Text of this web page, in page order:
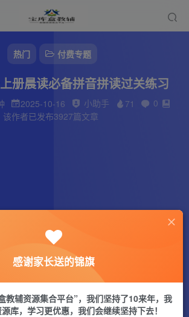
热门 付费专题
册晨读必备拼音拼读过关练习
2025-10-16 小助手 71
0
该作者已发布3927篇文章
感谢家长送的锦旗
教辅资源集合平台”，我们坚持了10来年，我
库，学习更优惠，我们会继续坚持下去！